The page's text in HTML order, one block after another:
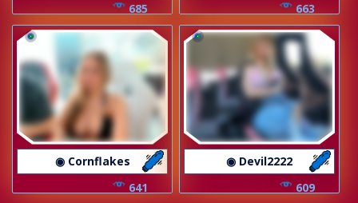
685
663
◉ Cornflakes
641
◉ Devil2222
609